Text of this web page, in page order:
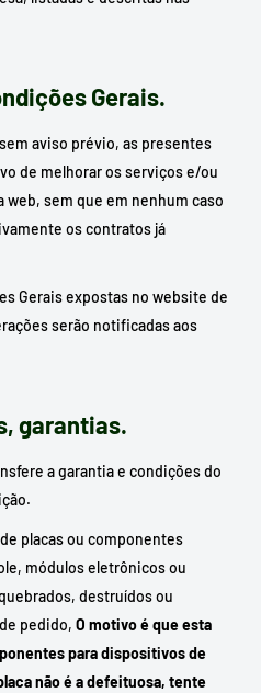
Gerais.
aviso prévio, as presentes
de melhorar os serviços e/ou
sem que em nenhum caso
os contratos já
Gerais expostas no website de
serão notificadas aos
garantias.
a garantia e condições do
de placas ou componentes
módulos eletrônicos ou
destruídos ou
pedido, O motivo é que esta
para dispositivos de
não é a defeituosa, tente